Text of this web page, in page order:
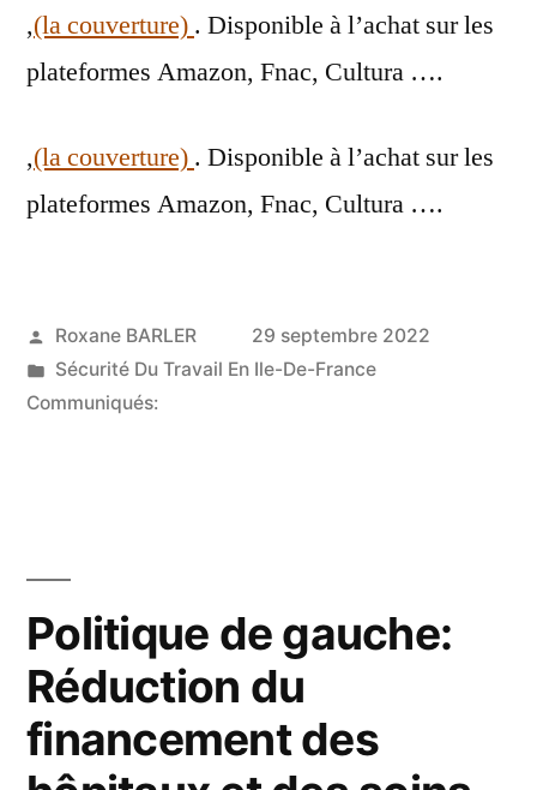
,(la couverture) . Disponible à l’achat sur les
plateformes Amazon, Fnac, Cultura ….
,(la couverture) . Disponible à l’achat sur les
plateformes Amazon, Fnac, Cultura ….
Publié
par
Roxane BARLER
29 septembre 2022
Publié
dans
Sécurité Du Travail En Ile-De-France
Communiqués:
Politique de gauche:
Réduction du
financement des